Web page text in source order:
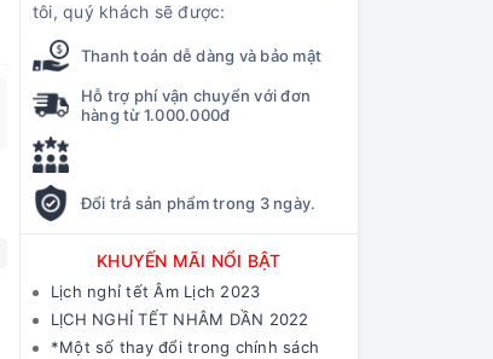
tôi, quý khách sẽ được:
Thanh toán dễ dàng và bảo mật
Hỗ trợ phí vận chuyển với đơn
hàng từ 1.000.000đ
Đổi trả sản phẩm trong 3 ngày.
KHUYẾN MÃI NỔI BẬT
Lịch nghỉ tết Âm Lịch 2023
LỊCH NGHỈ TẾT NHÂM DẦN 2022
*Một số thay đổi trong chính sách